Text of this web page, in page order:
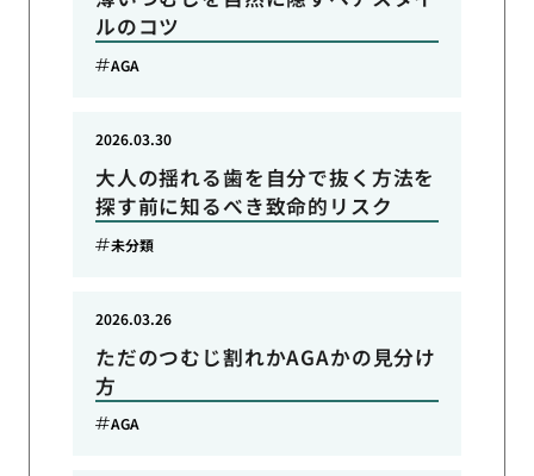
ルのコツ
AGA
大人の揺れる歯を自分で抜く方法を
探す前に知るべき致命的リスク
2026.03.30
未分類
ただのつむじ割れかAGAかの見分け
方
2026.03.26
AGA